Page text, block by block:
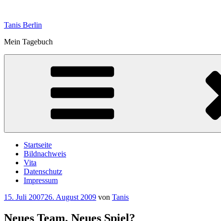
springen
Tanis Berlin
Mein Tagebuch
Startseite
Bildnachweis
Vita
Datenschutz
Impressum
Veröffentlicht
15. Juli 200726. August 2009 von Tanis
Neues Team, Neues Spiel?